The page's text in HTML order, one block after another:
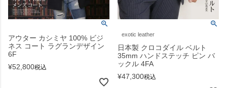
アウター カシミヤ 100% ビジ
ネス コート ラグランデザイン
6F
¥52,800税込
exotic leather
日本製 クロコダイル ベルト
35mm ハンドステッチ ピン バ
ックル 4FA
¥47,300税込